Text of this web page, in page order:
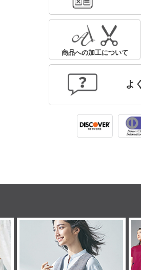
商品への加工について
よ